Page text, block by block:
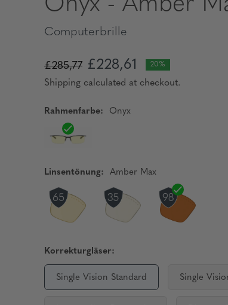
Onyx - Amber
Computerbrille
£285,77 £228,61 20%
Shipping calculated at checkout.
Rahmenfarbe: Onyx
Linsentönung: Amber Max
Korrekturgläser:
Single Vision Standard Single